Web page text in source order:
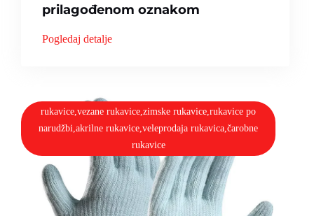
prilagođenom oznakom
Pogledaj detalje
rukavice,vezane rukavice,zimske rukavice,rukavice po
narudžbi,akrilne rukavice,veleprodaja rukavica,čarobne
rukavice